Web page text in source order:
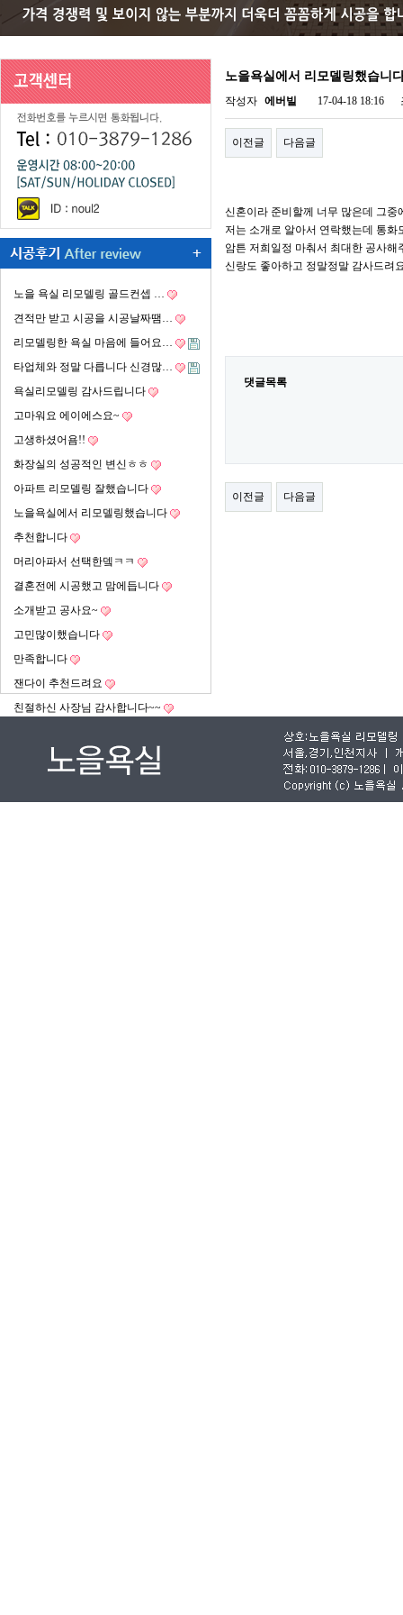
노을 욕실 리모델링 골드컨셉 …
견적만 받고 시공을 시공날짜땜…
리모델링한 욕실 마음에 들어요…
타업체와 정말 다릅니다 신경많…
욕실리모델링 감사드립니다
고마워요 에이에스요~
고생하셨어욤!!
화장실의 성공적인 변신ㅎㅎ
아파트 리모델링 잘했습니다
노을욕실에서 리모델링했습니다
추천합니다
머리아파서 선택한뎈ㅋㅋ
결혼전에 시공했고 맘에듭니다
소개받고 공사요~
고민많이했습니다
만족합니다
잰다이 추천드려요
친절하신 사장님 감사합니다~~
노을욕실에서 리모델링했습니
작성자 에버빌 17-04-18 18:16
이전글 다음글
신혼이라 준비할께 너무 많은데 그
저는 소개로 알아서 연락했는데 통
암튼 저희일정 마춰서 최대한 공사해
신랑도 좋아하고 정말정말 감사드려
댓글목록
이전글 다음글